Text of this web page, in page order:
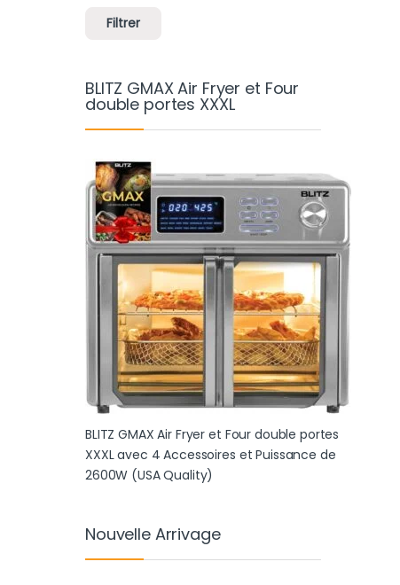
Filtrer
BLITZ GMAX Air Fryer et Four
double portes XXXL
BLITZ GMAX Air Fryer et Four double portes
XXXL avec 4 Accessoires et Puissance de
2600W (USA Quality)
Nouvelle Arrivage